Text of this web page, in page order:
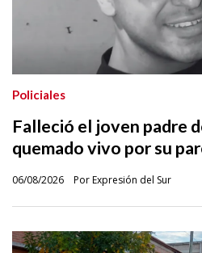
Falleció el joven padre
quemado vivo por su
Por Expresión del Sur
Policiales
06/08/2026